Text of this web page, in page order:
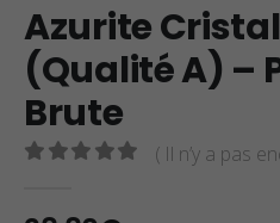
Azurite
(Qualité A) –
Brute
( Il n’y a pas